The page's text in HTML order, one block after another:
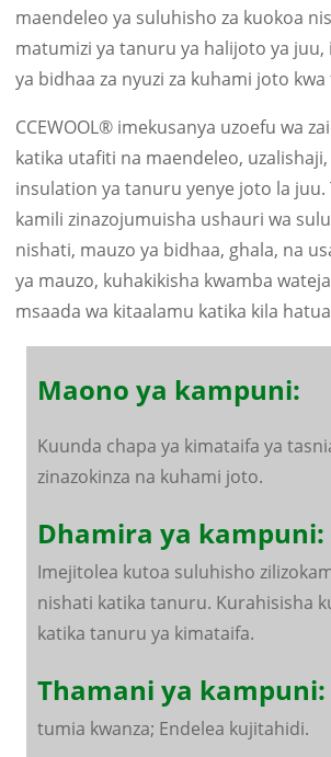
maendeleo ya suluhisho za kuokoa
matumizi ya tanuru ya halijoto ya juu,
ya bidhaa za nyuzi za kuhami joto
CCEWOOL® imekusanya uzoefu wa
katika utafiti na maendeleo,
insulation ya tanuru yenye joto la
kamili zinazojumuisha ushauri wa
nishati, mauzo ya bidhaa, ghala, na
ya mauzo, kuhakikisha kwamba
msaada wa kitaalamu katika kila
Maono ya kampuni:
Kuunda chapa ya kimataifa ya
zinazokinza na kuhami joto.
Dhamira ya kampuni:
Imejitolea kutoa suluhisho
nishati katika tanuru. Kurahisisha
katika tanuru ya kimataifa.
Thamani ya kampuni:
tumia kwanza; Endelea kujitahidi.